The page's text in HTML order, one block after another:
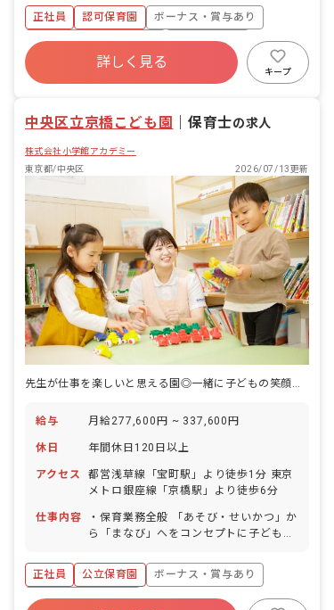
・食事・睡眠・排泄・清潔・衣類の着脱
等 ・集団生活を通じた社会性の装着 ・
行事の計画・実行、お知らせの作成
正社員 認可保育園
ボーナス・賞与あり
寮・住宅・家賃補助あり
社会保険完備
福利厚生充実
退職金制度
詳しく見る
キープ
中央区立京橋こども園 ｜保育士の求人
株式会社小学館アカデミー
東京都/中央区
2026/07/13更新
先生が仕事を楽しいと思える園◎一緒に子どもの笑顔を作りませんか
給与 月給277,600円 ~ 337,600円
休日 年間休日120日以上
アクセス
都営浅草線「宝町駅」より徒歩1分 東京
メトロ銀座線「京橋駅」より徒歩6分
仕事内容
・保育業務全般 「あそび・せいかつ」か
ら「まなび」へをコンセプトに子どもた
ながら、子どもたちの健やかな“ここ
ろ”と“からだ”を育む保育を常に心がけて
います。
正社員 公立保育園
ボーナス・賞与あり
年間休日120日以上